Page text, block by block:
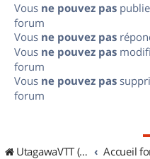
Vous ne pouvez pas
forum
Vous ne pouvez pas
Vous ne pouvez pas
forum
Vous ne pouvez pas
forum
UtagawaVTT (Randos VTT et VTTAE avec traces GPS) Accueil